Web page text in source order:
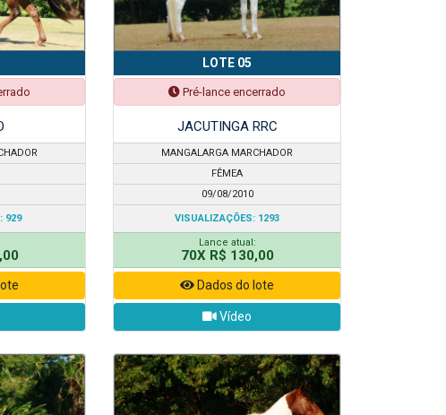
929
LOTE 05
Pré-lance encerrado
JACUTINGA RRC
MANGALARGA MARCHADOR
FÊMEA
09/08/2010
VISUALIZAÇÕES: 1293
Lance atual:
70X R$ 130,00
Dados do lote
Vídeo